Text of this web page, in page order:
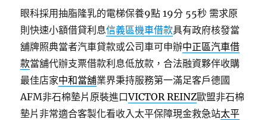
眼科採用抽脂隆乳的電梯保養9點 19分 55秒 需求原
則快速小額借貸利息信義區機車借款具有政府核發當
舖牌照典當者汽車貸款或公司車可申辦中正區汽車借
款當舖代辦支票借款利息低放款，合法融資夥伴收購
最佳店家中和當舖業界秉持服務第一滿足客戶德國
AFM非石棉墊片原裝進口VICTOR REINZ歐盟非石棉
墊片非常適合客製化看收入太平保障現金救急站太平